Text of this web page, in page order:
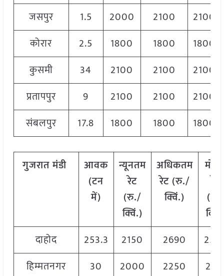
जसपुर
1.5 2000 2100
2100
कोरार
2.5 1800 1800
1800
कुसमी
34 2100 2100
2100
प्रतापपुर
9 2100 2100
2100
संबलपुर
17.8 1800 1800 1800
गुजरातमंडी
आवक
(टन
में)
न्यूनतम
रेट
(रु./
क्विं.)
अधिकतम
रेट (रु./
क्विं.)
(
दाहोद
253.3 2150 2690
हिम्मतनगर
30 2000 2250